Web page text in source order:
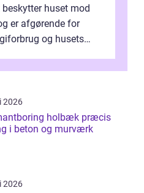
huset mod
er afgørende for
og husets
2026
holbæk præcis
i beton og murværk
2026